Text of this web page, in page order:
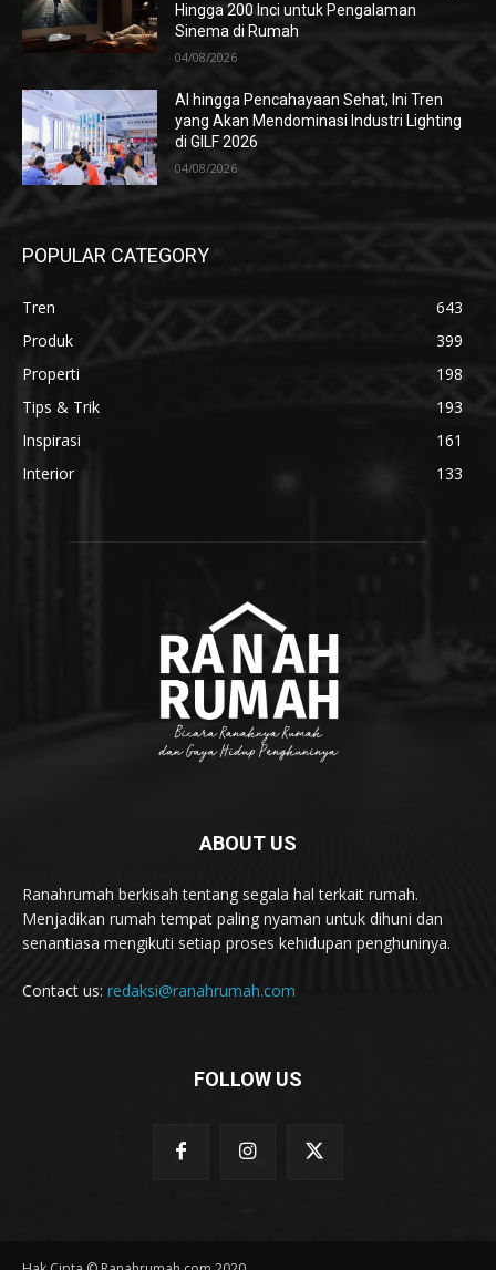
Hingga 200 Inci untuk Pengalaman
Sinema di Rumah
04/08/2026
AI hingga Pencahayaan Sehat, Ini Tren
yang Akan Mendominasi Industri Lighting
di GILF 2026
04/08/2026
POPULAR CATEGORY
Tren
643
Produk
399
Properti
198
Tips & Trik
193
Inspirasi
161
Interior
133
ABOUT US
Ranahrumah berkisah tentang segala hal terkait rumah.
Menjadikan rumah tempat paling nyaman untuk dihuni dan
senantiasa mengikuti setiap proses kehidupan penghuninya.
Contact us: redaksi@ranahrumah.com
FOLLOW US